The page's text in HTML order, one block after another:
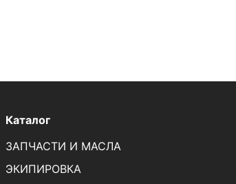
Каталог
ЗАПЧАСТИ И МАСЛА
ЭКИПИРОВКА